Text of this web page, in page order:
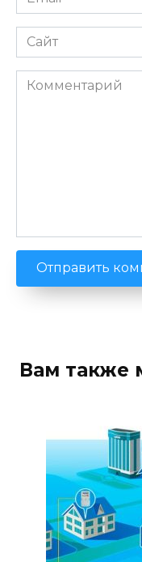
*
Сайт
Комментарий
Вам также